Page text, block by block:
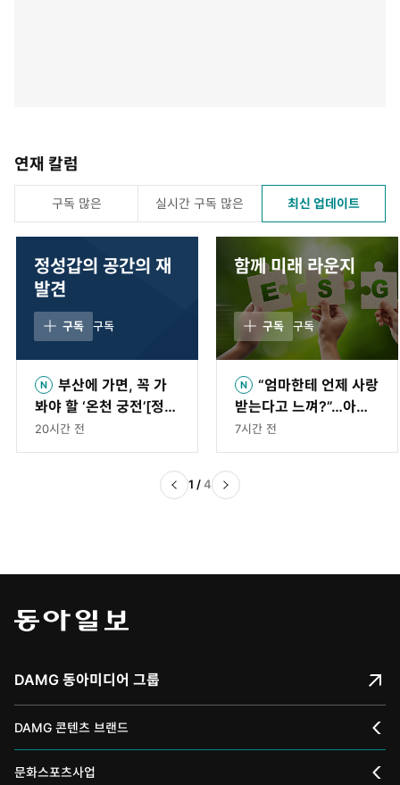
연재 칼럼
구독 많은 실시간 구독 많은 최신 업데이트
정성갑의 공간의 재
발견
구독 구독
부산에 가면, 꼭 가
봐야 할 ‘온천 궁전’[정성
갑의 공간의 재발견]
20시간 전
함께 미래 라운지
구독 구독
“엄마한테 언제 사랑
받는다고 느껴?”…아이
의 대답 담는 영상 공모
전
7시간 전
1 /4
DAMG 동아미디어 그룹
DAMG 콘텐츠 브랜드
채널A
문화스포츠사업